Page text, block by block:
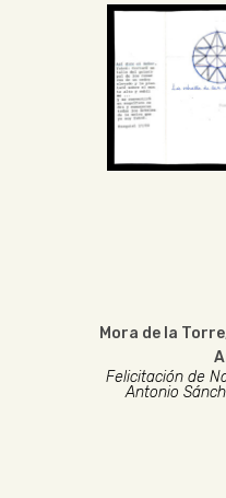
Mora de la
Felicitación de
Antonio